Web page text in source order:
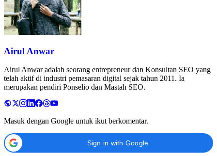
Airul Anwar
Airul Anwar adalah seorang entrepreneur dan Konsultan SEO yang
telah aktif di industri pemasaran digital sejak tahun 2011. Ia
merupakan pendiri Ponselio dan Mastah SEO.
Masuk dengan Google untuk ikut berkomentar.
Sign in with Google